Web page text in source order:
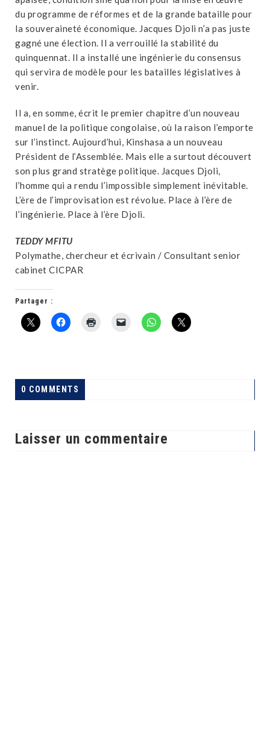
du programme de réformes et de la grande bataille pour
la souveraineté économique. Jacques Djoli n’a pas juste
gagné une élection. Il a verrouillé la stabilité du
quinquennat. Il a installé une ingénierie du consensus
qui servira de modèle pour les batailles législatives à
venir.
Il a, en somme, écrit le premier chapitre d’un nouveau
manuel de la politique congolaise, où la raison l’emporte
sur l’instinct. Aujourd’hui, Kinshasa a un nouveau
Président de l’Assemblée. Mais elle a surtout découvert
son plus grand stratège politique. Jacques Djoli,
l’homme qui a rendu l’impossible simplement inévitable.
L’ère de l’improvisation est révolue. Place à l’ère de
l’ingénierie. Place à l’ère Djoli.
TEDDY MFITU
Polymathe, chercheur et écrivain / Consultant senior
cabinet CICPAR
Partager :
0 COMMENTS
Laisser un commentaire